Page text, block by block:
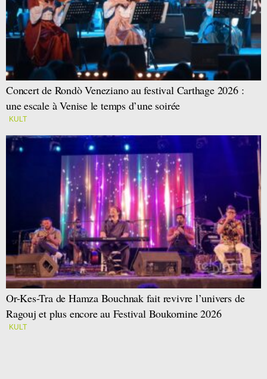
Concert de Rondò Veneziano au festival Carthage 2026 :
une escale à Venise le temps d’une soirée
KULT
Or-Kes-Tra de Hamza Bouchnak fait revivre l’univers de
Ragouj et plus encore au Festival Boukornine 2026
KULT